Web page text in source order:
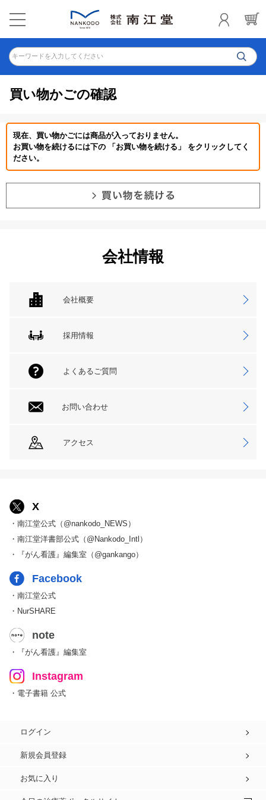
キーワードを入力してください
買い物かごの確認
現在、買い物かごには商品が入っておりません。
お買い物を続けるには下の 「お買い物を続ける」 をクリックしてく
ださい。
会社情報
会社概要
採用情報
よくあるご質問
お問い合わせ
アクセス
X
・南江堂公式（@nankodo_NEWS）
・南江堂洋書部公式（@Nankodo_Intl）
・『がん看護』編集室（@gankango）
Facebook
・南江堂公式
・NurSHARE
note
・『がん看護』編集室
Instagram
・電子書籍 公式
ログイン
新規会員登録
お気に入り